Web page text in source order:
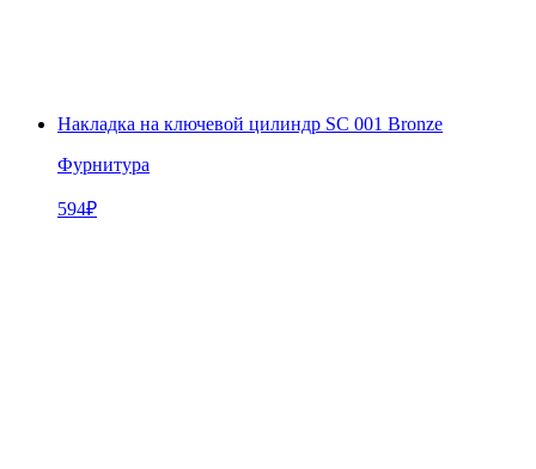
Накладка на ключевой цилиндр SC 001 Bronze
Фурнитура
594₽